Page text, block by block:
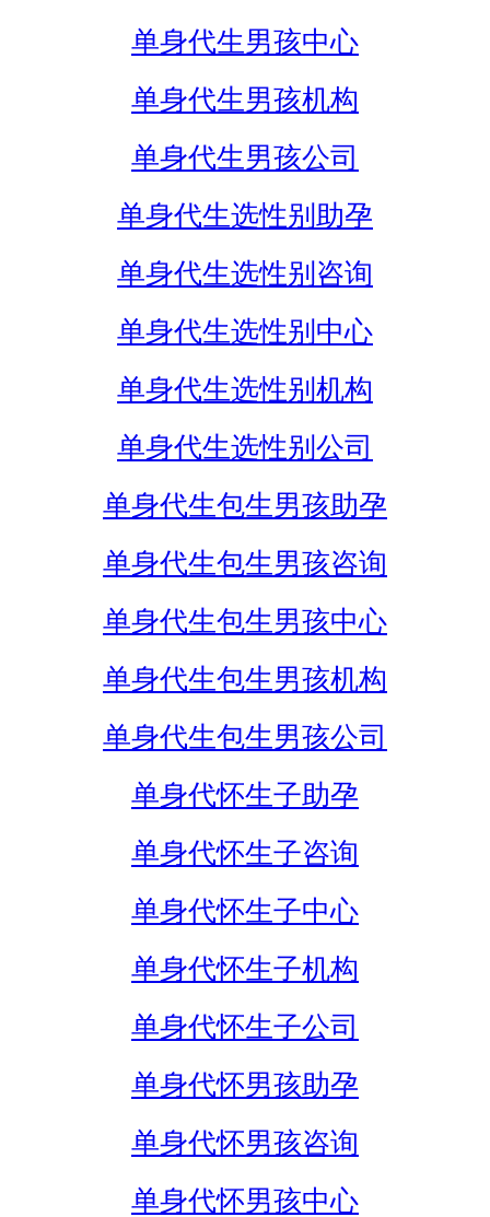
单身代生男孩中心
单身代生男孩机构
单身代生男孩公司
单身代生选性别助孕
单身代生选性别咨询
单身代生选性别中心
单身代生选性别机构
单身代生选性别公司
单身代生包生男孩助孕
单身代生包生男孩咨询
单身代生包生男孩中心
单身代生包生男孩机构
单身代生包生男孩公司
单身代怀生子助孕
单身代怀生子咨询
单身代怀生子中心
单身代怀生子机构
单身代怀生子公司
单身代怀男孩助孕
单身代怀男孩咨询
单身代怀男孩中心